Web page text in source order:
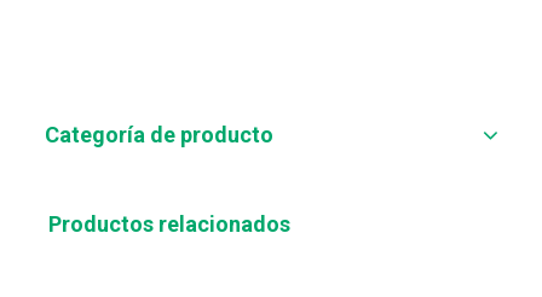
Categoría de producto
Productos relacionados